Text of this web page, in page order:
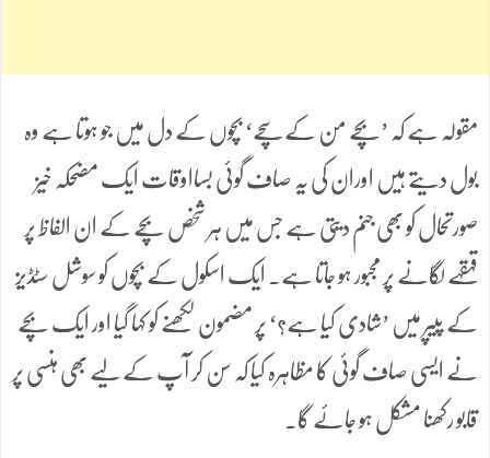
مقولہ ہے کہ ’بچے من کے سچے‘ بچوں کے دل میں جو ہوتا ہے وہ
بول دیتے ہیں اوران کی یہ صاف گوئی بسااوقات ایک مضحکہ خیز
صورتحال کو بھی جنم دیتی ہے جس میں ہر شخص بچے کے ان الفاظ پر
قہقہے لگانے پر مجبور ہو جاتا ہے۔ ایک اسکول کے بچوں کو سوشل سٹڈیز
کے پیپر میں ’شادی کیا ہے؟‘ پر مضمون لکھنے کو کہا گیا اور ایک بچے
نے ایسی صاف گوئی کا مظاہرہ کیا کہ سن کر آپ کے لیے بھی ہنسی پر
قابو رکھنا مشکل ہو جائے گا۔